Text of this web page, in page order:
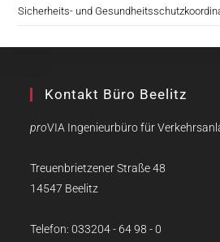
Sicherheits- und
Kontakt Büro Beelitz
proVIA Ingenieurbüro für
Treuenbrietzener Straße 48
14547 Beelitz
Telefon: 033204 - 64 98 - 0